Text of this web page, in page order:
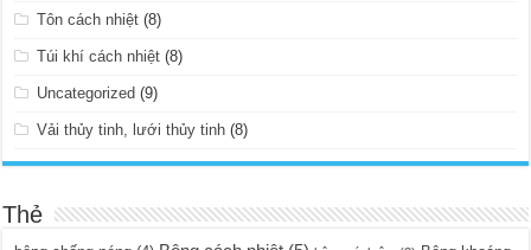
Tôn cách nhiệt (8)
Túi khí cách nhiệt (8)
Uncategorized (9)
Vải thủy tinh, lưới thủy tinh (8)
Thẻ